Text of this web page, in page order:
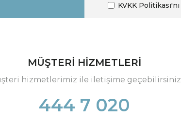
KVKK Politikası'nı
MÜŞTERİ HİZMETLERİ
hizmetlerimiz ile iletişime geçebilirsiniz
444 7 020